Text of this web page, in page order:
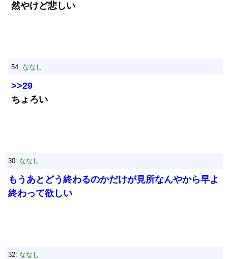
然やけど悲しい
54: ななし
>>29
ちょろい
30: ななし
もうあとどう終わるのかだけが見所なんやから早よ
終わって欲しい
32: ななし